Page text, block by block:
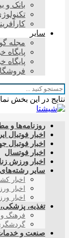
بانک و
سایر
مجله
پایگاه
پایگاه
نتایج در این بخش
روزنامه‌ها و
اخبار فوتبال
اخبار فوتبال
اخبار فوتسال
اخبار ورزش
سایر
اخبار
اخبار
اخبار
تغذیه،
فرهنگ و
صنعت و